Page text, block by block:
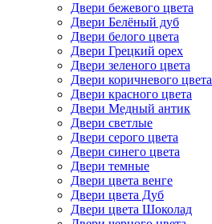
Двери бежевого цвета
Двери Белёный дуб
Двери белого цвета
Двери Грецкий орех
Двери зеленого цвета
Двери коричневого цвета
Двери красного цвета
Двери Медный антик
Двери светлые
Двери серого цвета
Двери синего цвета
Двери темные
Двери цвета венге
Двери цвета Дуб
Двери цвета Шоколад